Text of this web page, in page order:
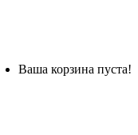
Ваша корзина пуста!